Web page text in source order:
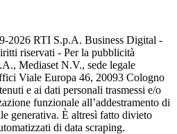
2026 RTI S.p.A. Business Digital -
riservati - Per la pubblicità
Mediaset N.V., sede legale
Viale Europa 46, 20093 Cologno
e ai dati personali trasmessi e/o
funzionale all’addestramento di
generativa. È altresì fatto divieto
di data scraping.